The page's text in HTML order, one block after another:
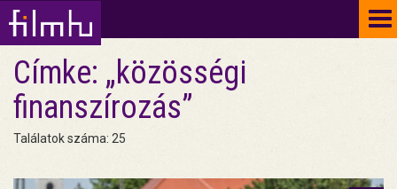
Címke: „közösségi
finanszírozás”
Találatok száma: 25